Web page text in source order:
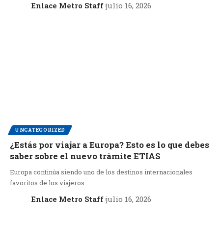
Enlace Metro Staff julio 16, 2026
UNCATEGORIZED
¿Estás por viajar a Europa? Esto es lo que debes
saber sobre el nuevo trámite ETIAS
Europa continúa siendo uno de los destinos internacionales
favoritos de los viajeros…
Enlace Metro Staff julio 16, 2026